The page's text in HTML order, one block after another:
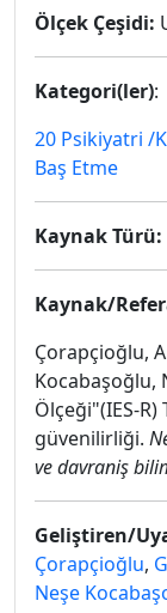
Ölçek Çeşidi:
Kategori(ler):
20 Psikiyatri /
Baş Etme
Kaynak Türü:
Kaynak/
Çorapçioğlu,
Kocabaşoğlu,
Ölçeği"(IES-
güvenilirliği.
ve davraniş
Geliştiren/
Çorapçioğlu,
Neşe